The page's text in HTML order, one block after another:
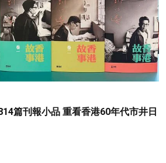
篇刊報小品 重看香港60年代市井日